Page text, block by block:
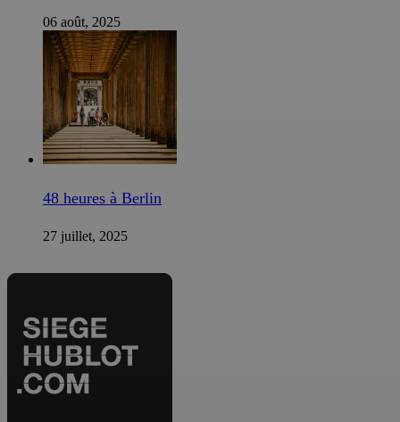
06 août, 2025
48 heures à Berlin
27 juillet, 2025